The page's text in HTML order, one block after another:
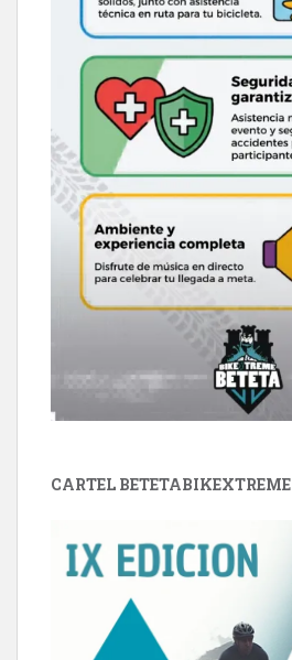
CARTEL BETETABIKEXTREME